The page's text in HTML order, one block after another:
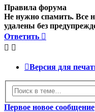
Правила форума
Не нужно спамить. Все
удалены без
Ответить
Версия для
Первое новое сообщение